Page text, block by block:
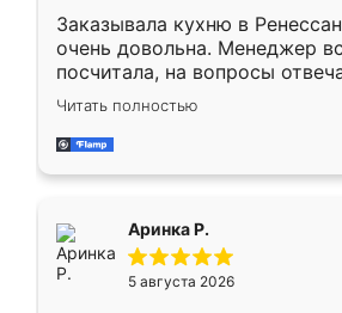
Заказывала кухню в
очень довольна. Менеджер
посчитала, на вопросы
Замерщик приехал в субботу,
делу со всей
за день, ребята работали
Читать полностью
Аринка Р.
5 августа 2026